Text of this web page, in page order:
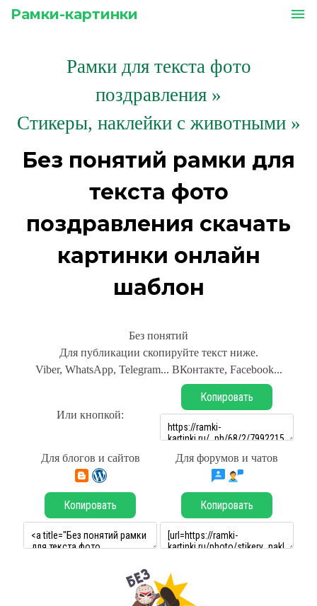
Рамки-картинки menu
Рамки для текста фото
поздравления »
Стикеры, наклейки с животными »
Без понятий рамки для
текста фото
поздравления скачать
картинки онлайн
шаблон
Без понятий
Для публикации скопируйте текст ниже.
Viber, WhatsApp, Telegram... ВКонтакте, Facebook...
Или кнопкой:
Копировать
Для блогов и сайтов Для форумов и чатов
Копировать Копировать